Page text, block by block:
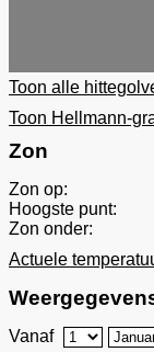
Toon alle
Toon Hellmann-
Zon
Zon op:
Hoogste punt:
Zon onder:
Actuele
Vanaf